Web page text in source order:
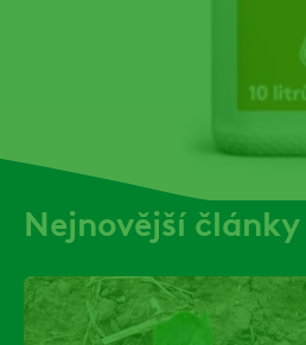
Nejnovější články